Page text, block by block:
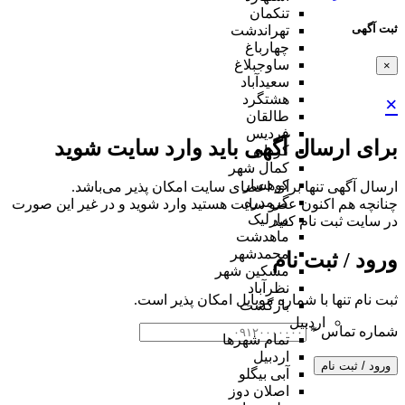
ثبت آگهی
×
×
برای ارسال آگهی باید وارد سایت شوید
ارسال آگهی تنها برای اعضای سایت امکان پذیر می‌باشد.
چنانچه هم‌ اکنون عضو سایت هستید وارد شوید و در غیر این صورت
در سایت ثبت نام کنید
ورود / ثبت نام
ثبت نام تنها با شماره موبایل امکان پذیر است.
شماره تماس*
ورود / ثبت نام
تنکمان
تهراندشت
چهارباغ
ساوجبلاغ
سعیدآباد
هشتگرد
طالقان
فردیس
کردان
کمال شهر
کوهسار
گرمدره
مارلیک
ماهدشت
محمدشهر
مشکین شهر
نظرآباد
بازگشت
اردبیل
تمام شهر‌ها
اردبیل
آبی بیگلو
اصلان دوز